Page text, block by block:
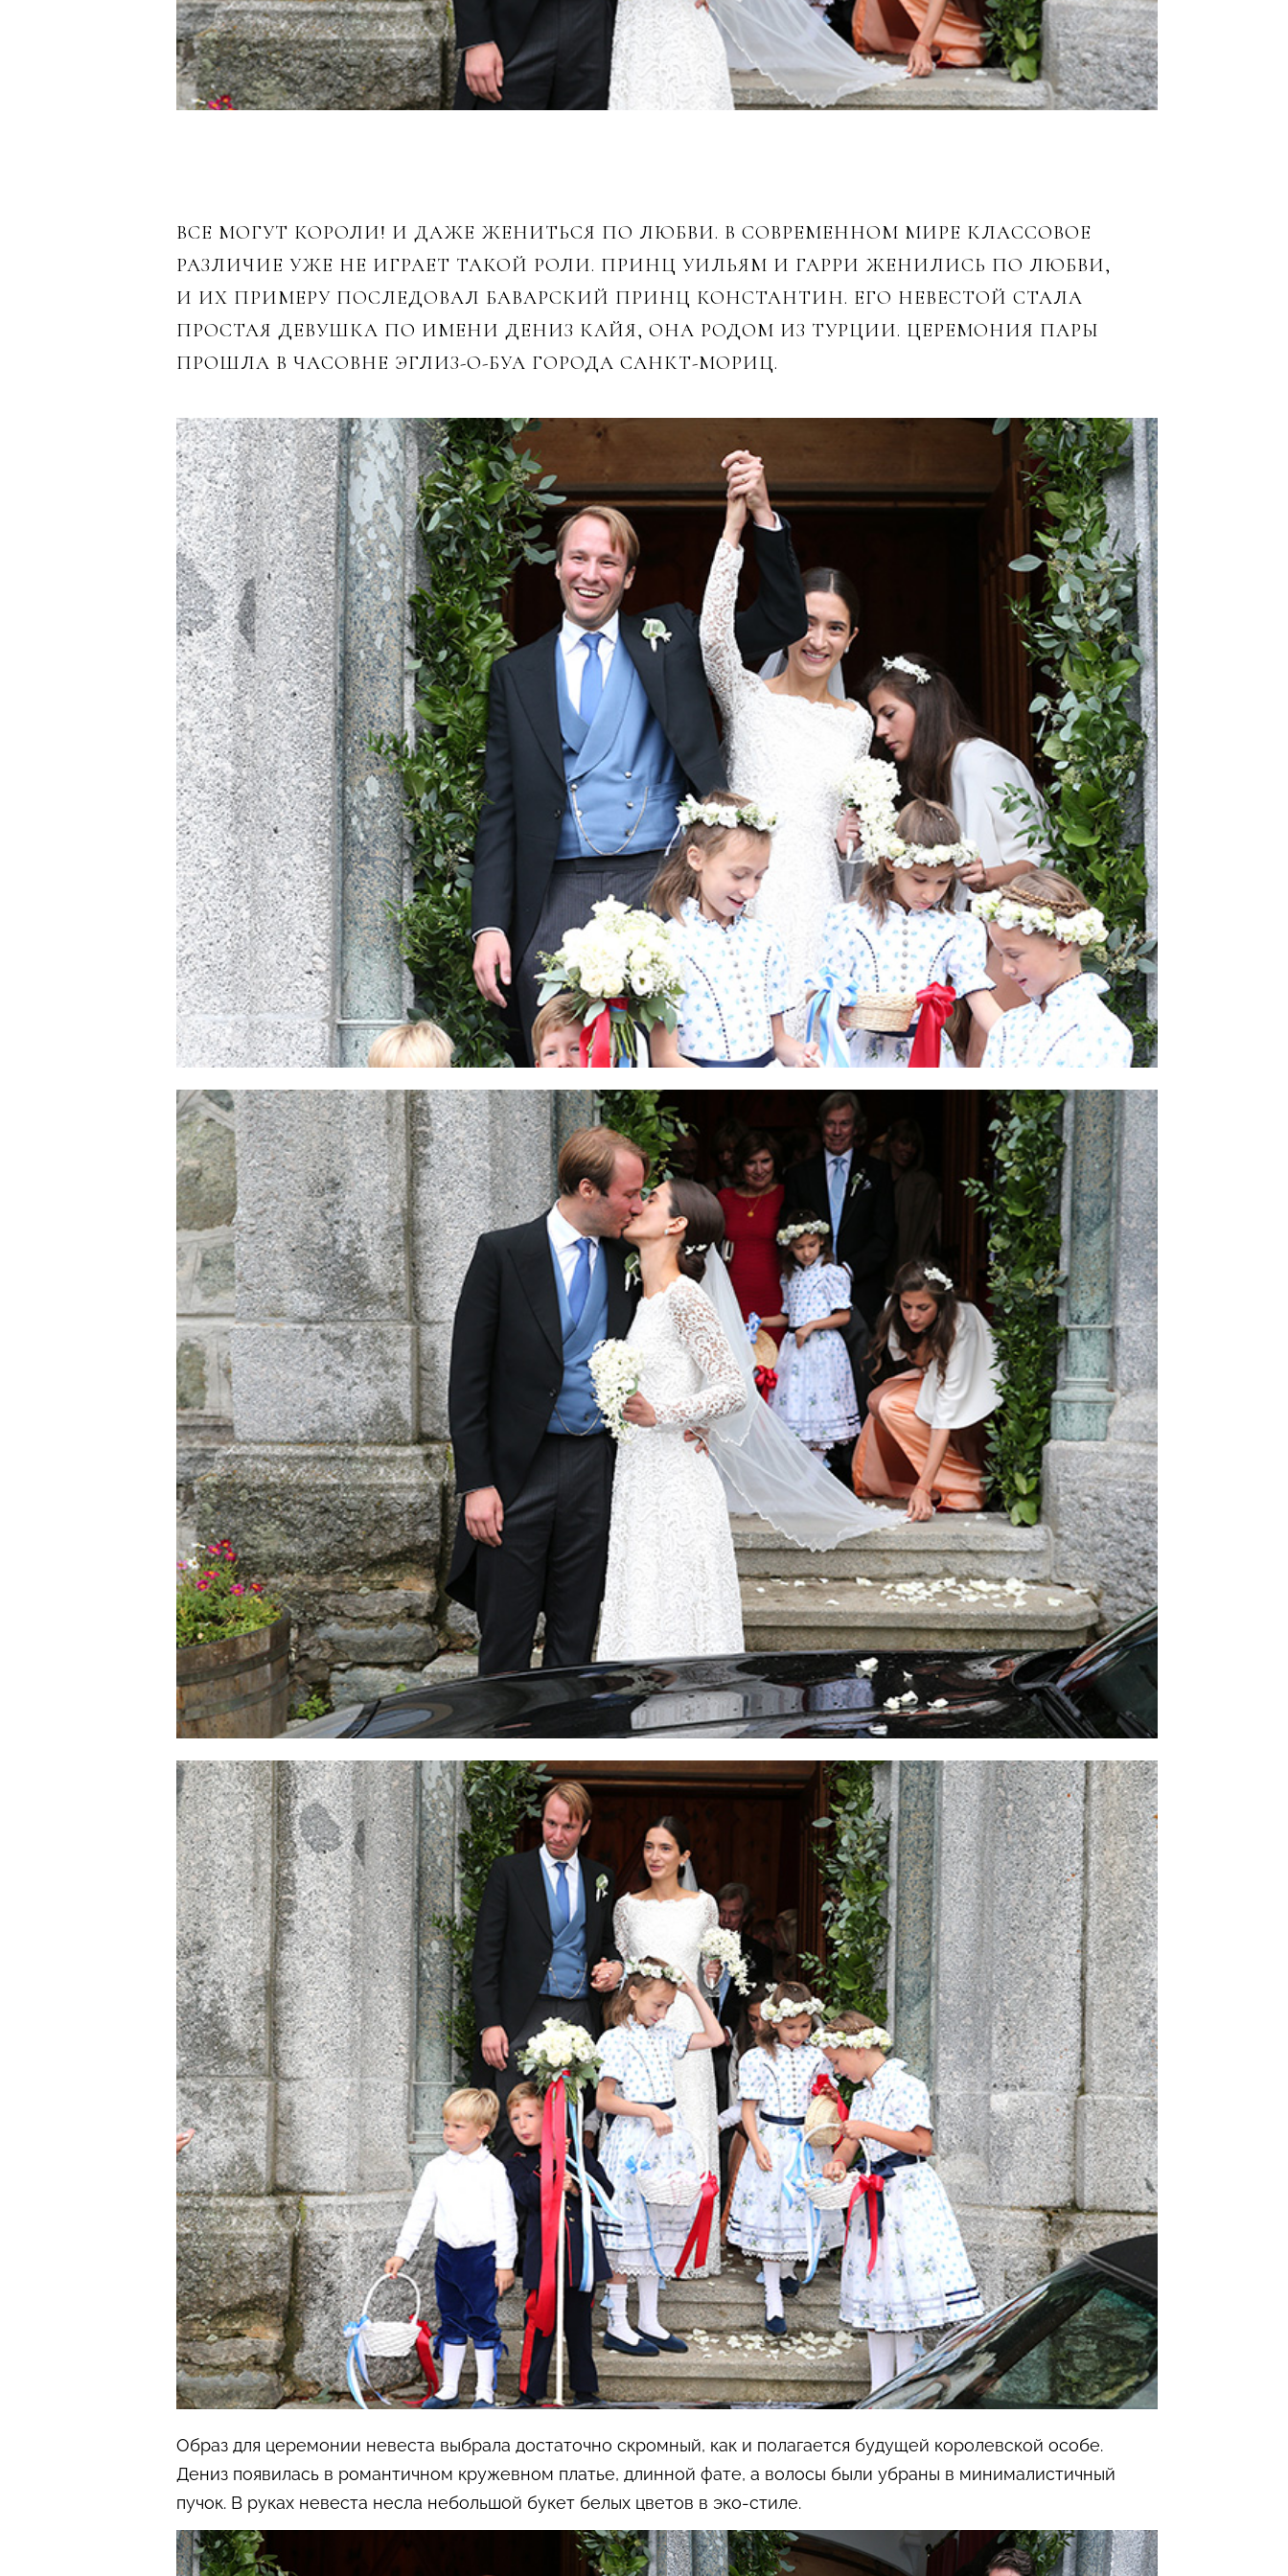
ВСЕ МОГУТ КОРОЛИ! И ДАЖЕ ЖЕНИТЬСЯ ПО ЛЮБВИ. В СОВРЕМЕННОМ МИРЕ КЛАССОВОЕ
РАЗЛИЧИЕ УЖЕ НЕ ИГРАЕТ ТАКОЙ РОЛИ. ПРИНЦ УИЛЬЯМ И ГАРРИ ЖЕНИЛИСЬ ПО ЛЮБВИ,
И ИХ ПРИМЕРУ ПОСЛЕДОВАЛ БАВАРСКИЙ ПРИНЦ КОНСТАНТИН. ЕГО НЕВЕСТОЙ СТАЛА
ПРОСТАЯ ДЕВУШКА ПО ИМЕНИ ДЕНИЗ КАЙЯ, ОНА РОДОМ ИЗ ТУРЦИИ. ЦЕРЕМОНИЯ ПАРЫ
ПРОШЛА В ЧАСОВНЕ ЭГЛИЗ-О-БУА ГОРОДА САНКТ-МОРИЦ.
Образ для церемонии невеста выбрала достаточно скромный, как и полагается будущей королевской особе.
Дениз появилась в романтичном кружевном платье, длинной фате, а волосы были убраны в минималистичный
пучок. В руках невеста несла небольшой букет белых цветов в эко-стиле.